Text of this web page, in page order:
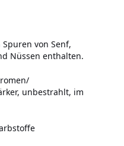
Spuren von Senf,
Nüssen enthalten.
unbestrahlt, im